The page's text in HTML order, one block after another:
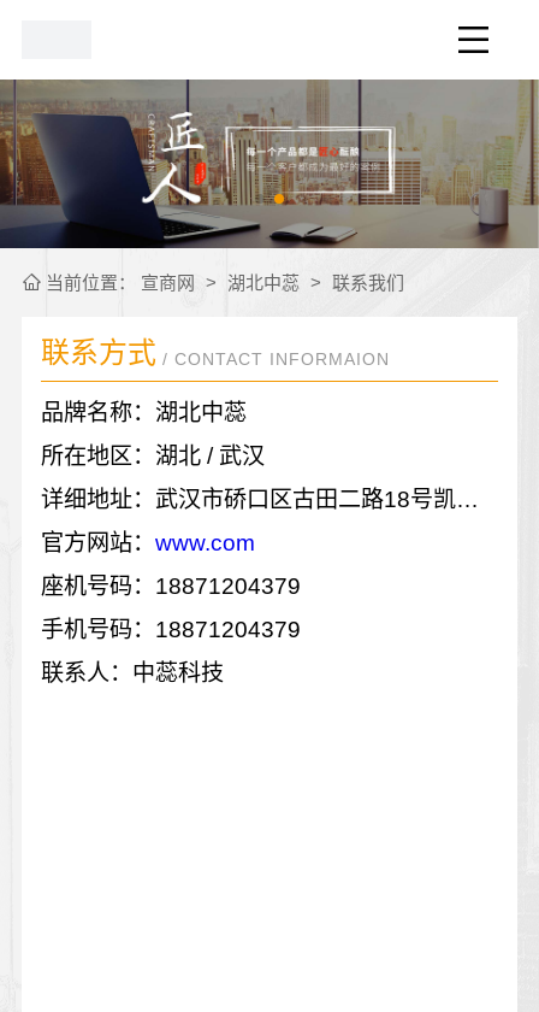
当前位置： 宣商网 > 湖北中蕊 > 联系我们
联系方式 / CONTACT INFORMAION
品牌名称：湖北中蕊
所在地区：湖北 / 武汉
详细地址：武汉市硚口区古田二路18号凯德广场古田项目公寓式办公栋/单元7层15号
官方网站： www.com
座机号码：18871204379
手机号码：18871204379
联系人：中蕊科技